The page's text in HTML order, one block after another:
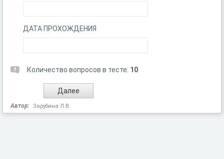
ДАТА ПРОХОЖДЕНИЯ
Количество вопросов в тесте: 10
Автор: Зарубина Л.В.